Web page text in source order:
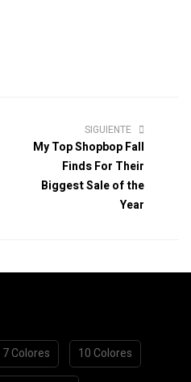
SIGUIENTE
My Top Shopbop Fall
Finds For Their
Biggest Sale of the
Year
7 Colores 10 Colores